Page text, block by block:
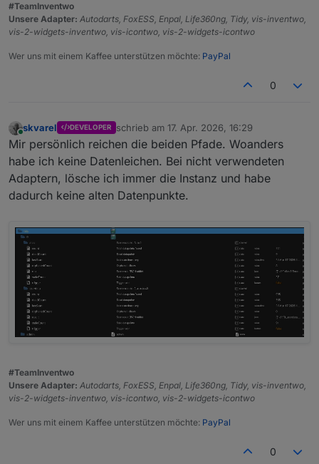
#TeamInventwo
Unsere Adapter: Autodarts, FoxESS, Enpal, Life360ng, Tidy, vis-inventwo,
vis-2-widgets-inventwo, vis-icontwo, vis-2-widgets-icontwo
Wer uns mit einem Kaffee unterstützen möchte: PayPal
0
Online
skvarel DEVELOPER schrieb am 17. Apr. 2026, 16:29
zuletzt editiert von
Mir persönlich reichen die beiden Pfade. Woanders
habe ich keine Datenleichen. Bei nicht verwendeten
Adaptern, lösche ich immer die Instanz und habe
dadurch keine alten Datenpunkte.
#TeamInventwo
Unsere Adapter: Autodarts, FoxESS, Enpal, Life360ng, Tidy, vis-inventwo,
vis-2-widgets-inventwo, vis-icontwo, vis-2-widgets-icontwo
Wer uns mit einem Kaffee unterstützen möchte: PayPal
0